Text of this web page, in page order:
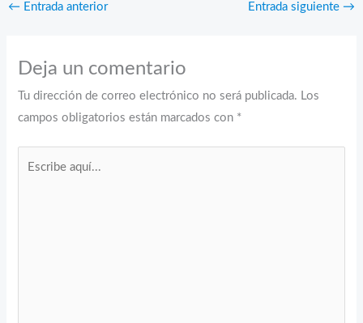
← Entrada anterior Entrada siguiente →
Deja un comentario
Tu dirección de correo electrónico no será publicada. Los
campos obligatorios están marcados con *